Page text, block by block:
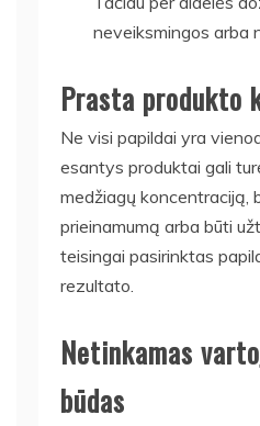
neveiksmingos arba
Prasta produkto
Ne visi papildai yra
esantys produktai gali
medžiagų koncentraciją,
prieinamumą arba būti
teisingai pasirinktas
rezultato.
Netinkamas
būdas